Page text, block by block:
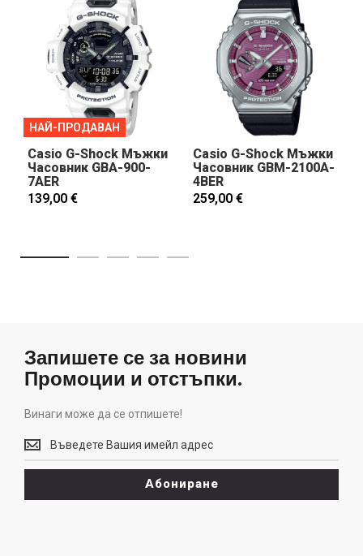
НАЙ-ПРОДАВАН
Casio G-Shock Мъжки
Часовник GBA-900-
7AER
139,00 €
Casio G-Shock Мъжки
Часовник GBM-2100A-
4BER
259,00 €
Запишете се за новини
Промоции и отстъпки.
Винаги може да се отпишете!
Винаги
може
да
отпишете!
Абониране